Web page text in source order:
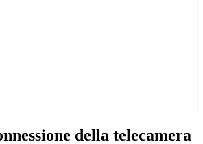
della telecamera